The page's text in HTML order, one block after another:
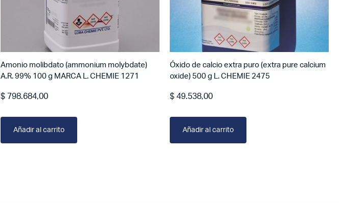
Amonio molibdato (ammonium molybdate)
A.R. 99% 100 g MARCA L. CHEMIE 1271
$ 798.684,00
Añadir al carrito
Óxido de calcio extra puro (extra pure calcium
oxide) 500 g L. CHEMIE 2475
$ 49.538,00
Añadir al carrito